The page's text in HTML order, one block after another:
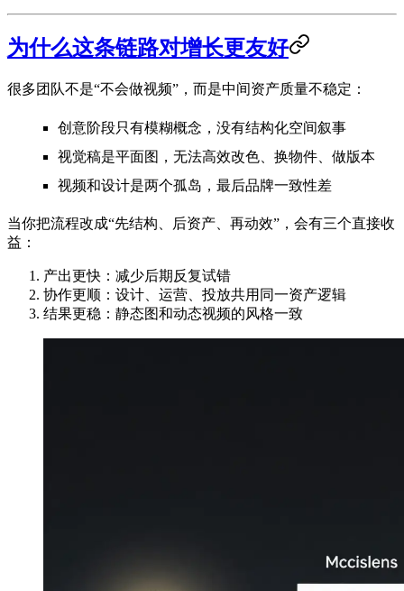
为什么这条链路对增长更友好
很多团队不是“不会做视频”，而是中间资产质量不稳定：
创意阶段只有模糊概念，没有结构化空间叙事
视觉稿是平面图，无法高效改色、换物件、做版本
视频和设计是两个孤岛，最后品牌一致性差
当你把流程改成“先结构、后资产、再动效”，会有三个直接收
益：
产出更快：减少后期反复试错
协作更顺：设计、运营、投放共用同一资产逻辑
结果更稳：静态图和动态视频的风格一致